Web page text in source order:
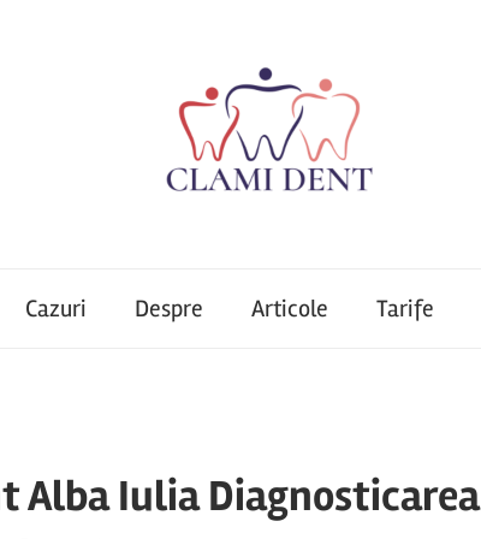
Cazuri Despre Articole Tarife
Alba Iulia Diagnosticarea